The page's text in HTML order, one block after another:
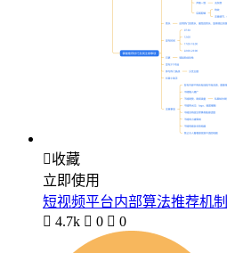
收藏
立即使用
短视频平台内部算法推荐机制
 4.7k  0  0